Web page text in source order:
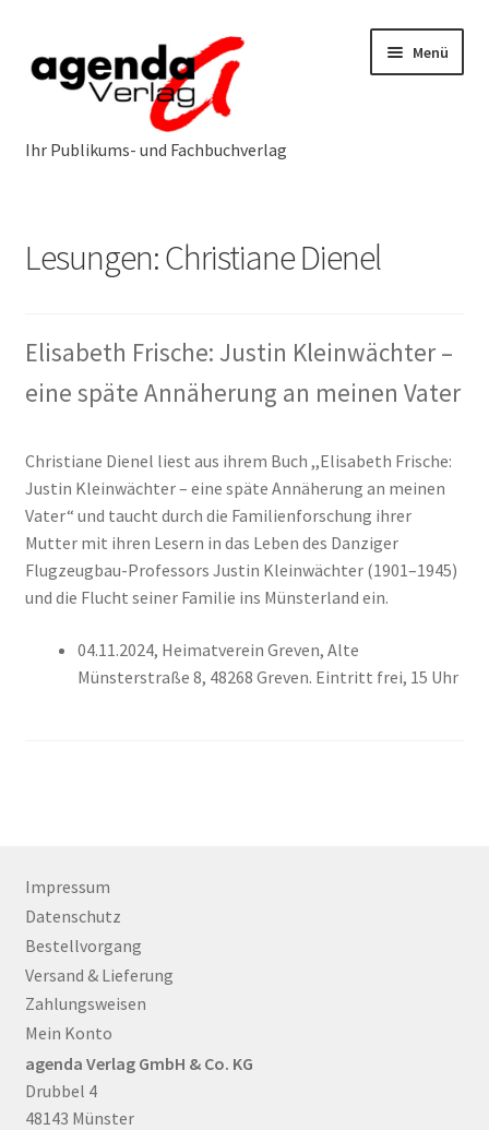
Navigation
springen
Inhalt
springen
Menü
Programm
öffnen
Über uns
Service & Vertrieb
öffnen
Lesungen: Christiane Dienel
Elisabeth Frische: Justin Kleinwächter –
eine späte Annäherung an meinen Vater
Christiane Dienel liest aus ihrem Buch ,,Elisabeth Frische:
Justin Kleinwächter – eine späte Annäherung an meinen
Vater“ und taucht durch die Familienforschung ihrer
Mutter mit ihren Lesern in das Leben des Danziger
Flugzeugbau-Professors Justin Kleinwächter (1901–1945)
und die Flucht seiner Familie ins Münsterland ein.
04.11.2024, Heimatverein Greven, Alte
Münsterstraße 8, 48268 Greven. Eintritt frei, 15 Uhr
Impressum
Datenschutz
Bestellvorgang
Versand & Lieferung
Zahlungsweisen
Mein Konto
agenda Verlag GmbH & Co. KG
Drubbel 4
48143 Münster